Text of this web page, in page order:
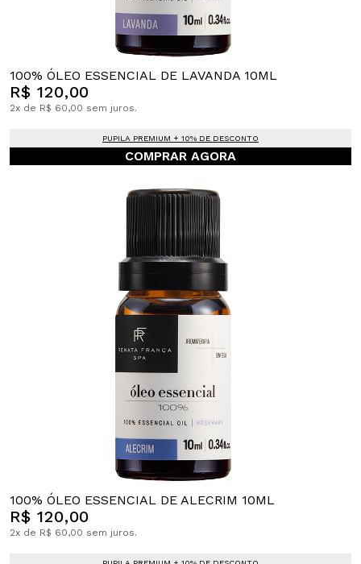
100% ÓLEO ESSENCIAL DE LAVANDA 10ML
R$ 120,00
2x de R$ 60,00 sem juros.
PUPILA PREMIUM + 10% DE DESCONTO
COMPRAR AGORA
100% ÓLEO ESSENCIAL DE ALECRIM 10ML
R$ 120,00
2x de R$ 60,00 sem juros.